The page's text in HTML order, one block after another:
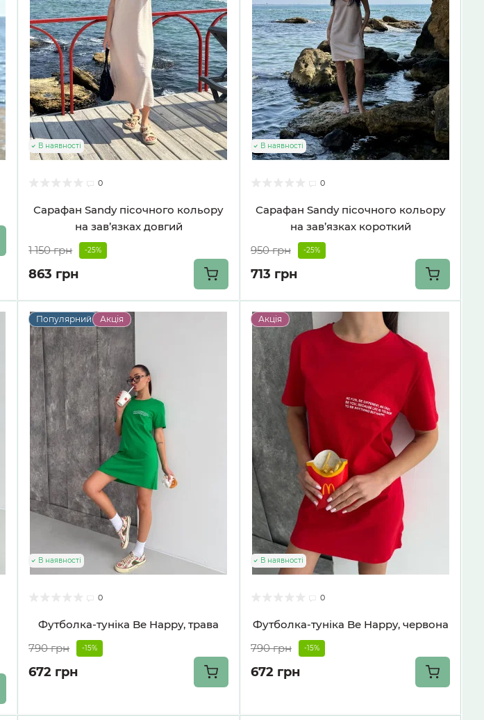
0
Сарафан Sandy пісочного кольору
на зав’язках довгий
В наявності
1 150 грн -25%
863 грн
0
Сарафан Sandy пісочного кольору
на зав’язках короткий
В наявності
950 грн -25%
713 грн
Популярний Акція
0
Футболка-туніка Be Happy, трава
В наявності
790 грн -15%
672 грн
Акція
0
Футболка-туніка Be Happy, червона
В наявності
790 грн -15%
672 грн